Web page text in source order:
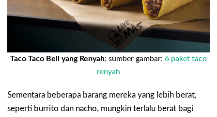
Taco Taco Bell yang Renyah; sumber gambar: 6 paket taco
renyah
Sementara beberapa barang mereka yang lebih berat,
seperti burrito dan nacho, mungkin terlalu berat bagi